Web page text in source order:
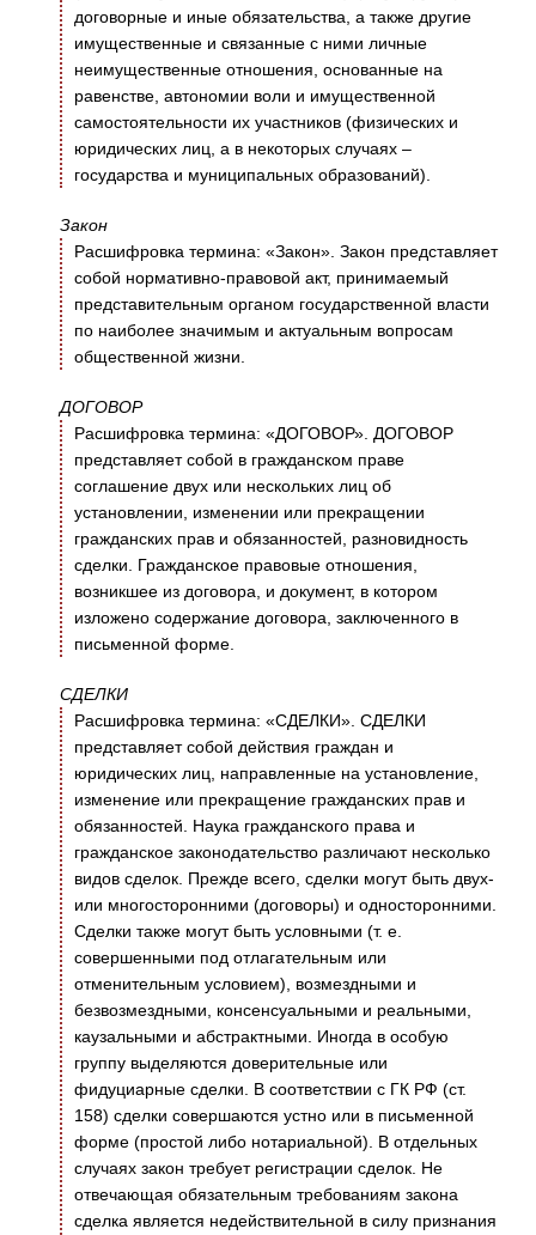
договорные и иные обязательства, а также другие
имущественные и связанные с ними личные
неимущественные отношения, основанные на
равенстве, автономии воли и имущественной
самостоятельности их участников (физических и
юридических лиц, а в некоторых случаях –
государства и муниципальных образований).
Закон
Расшифровка термина: «Закон». Закон представляет
собой нормативно-правовой акт, принимаемый
представительным органом государственной власти
по наиболее значимым и актуальным вопросам
общественной жизни.
ДОГОВОР
Расшифровка термина: «ДОГОВОР». ДОГОВОР
представляет собой в гражданском праве
соглашение двух или нескольких лиц об
установлении, изменении или прекращении
гражданских прав и обязанностей, разновидность
сделки. Гражданское правовые отношения,
возникшее из договора, и документ, в котором
изложено содержание договора, заключенного в
письменной форме.
СДЕЛКИ
Расшифровка термина: «СДЕЛКИ». СДЕЛКИ
представляет собой действия граждан и
юридических лиц, направленные на установление,
изменение или прекращение гражданских прав и
обязанностей. Наука гражданского права и
гражданское законодательство различают несколько
видов сделок. Прежде всего, сделки могут быть двух-
или многосторонними (договоры) и односторонними.
Сделки также могут быть условными (т. е.
совершенными под отлагательным или
отменительным условием), возмездными и
безвозмездными, консенсуальными и реальными,
каузальными и абстрактными. Иногда в особую
группу выделяются доверительные или
фидуциарные сделки. В соответствии с ГК РФ (ст.
158) сделки совершаются устно или в письменной
форме (простой либо нотариальной). В отдельных
случаях закон требует регистрации сделок. Не
отвечающая обязательным требованиям закона
сделка является недействительной в силу признания